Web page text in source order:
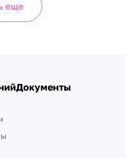
еще
Документы